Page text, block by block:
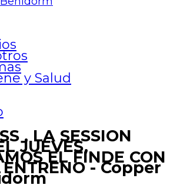
y Salud
, LA SESSION
JUEVES,
EL FINDE CON
- Copper